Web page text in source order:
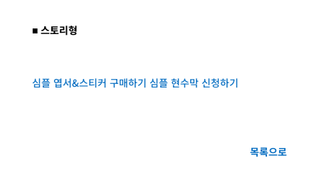
■ 스토리형
심플 엽서&스티커 구매하기 심플 현수막 신청하기
목록으로